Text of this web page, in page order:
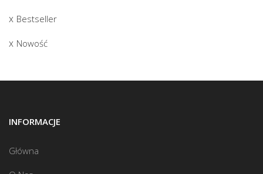
Bestseller
Nowość
INFORMACJE
Główna